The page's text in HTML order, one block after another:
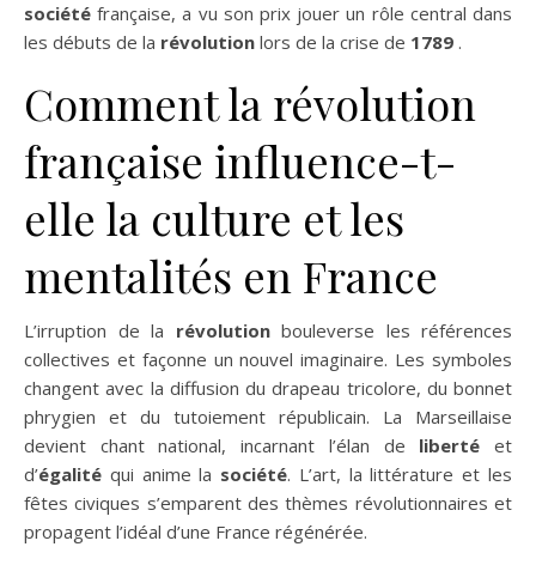
société française, a vu son prix jouer un rôle central dans
les débuts de la révolution lors de la crise de 1789 .
Comment la révolution
française influence-t-
elle la culture et les
mentalités en France
L’irruption de la révolutionbouleverse les références
collectives et façonne un nouvel imaginaire. Les symboles
changent avec la diffusion du drapeau tricolore, du bonnet
phrygien et du tutoiement républicain. La Marseillaise
devient chant national, incarnant l’élan de liberté et
d’égalité qui anime la société. L’art, la littérature et les
fêtes civiques s’emparent des thèmes révolutionnaires et
propagent l’idéal d’une France régénérée.